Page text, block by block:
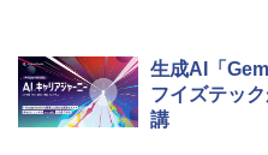
生成AI「
フイズテッ
講